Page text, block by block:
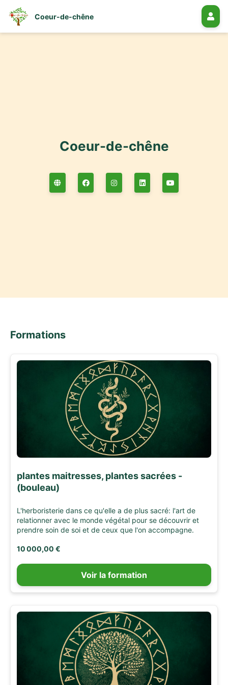
Coeur-de-chêne
Coeur-de-chêne
Formations
plantes maitresses, plantes sacrées -
(bouleau)
L'herboristerie dans ce qu'elle a de plus sacré: l'art de
relationner avec le monde végétal pour se découvrir et
prendre soin de soi et de ceux que l'on accompagne.
10 000,00 €
Voir la formation